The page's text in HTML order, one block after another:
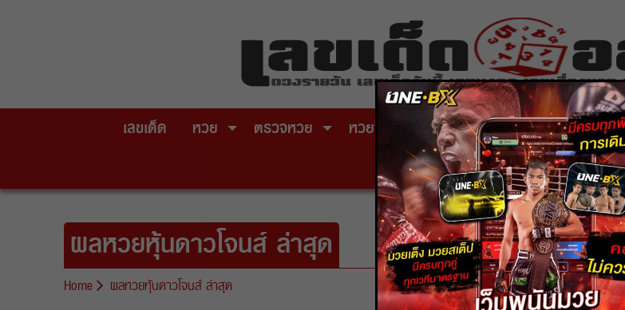
เลขเด็ด หวย ตรวจหวย หวยซอง หวยไทยรัฐ เลขเด็ดหวยดัง
หวยหุ้นสด
ผลหวยหุ้นดาวโจนส์ ล่าสุด
Home ผลหวยหุ้นดาวโจนส์ ล่าสุด